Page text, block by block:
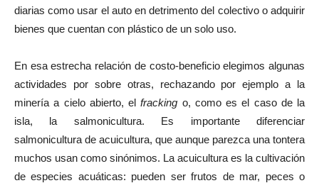
diarias como usar el auto en detrimento del colectivo o adquirir
bienes que cuentan con plástico de un solo uso.
En esa estrecha relación de costo-beneficio elegimos algunas
actividades por sobre otras, rechazando por ejemplo a la
minería a cielo abierto, elfracking o, como es el caso de la
isla, la salmonicultura. Es importante diferenciar
salmonicultura de acuicultura, que aunque parezca una tontera
muchos usan como sinónimos. La acuicultura es la cultivación
de especies acuáticas: pueden ser frutos de mar, peces o